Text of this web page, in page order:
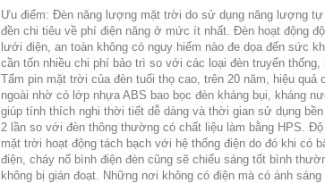
Ưu điểm: Đèn năng lượng mặt trời do sử dụng năng lượng
đền chi tiêu về phí điện năng ở mức ít nhất. Đèn hoạt động
lưới điện, an toàn không có nguy hiểm nào đe dọa đến sức
cần tốn nhiều chi phí bảo trì so với các loại đèn truyển thống,
Tấm pin mặt trời của đèn tuối thọ cao, trên 20 năm, hiệu
ngoài nhờ có lớp nhựa ABS bao bọc đèn kháng bụi, kháng
giúp tính thích nghi thời tiết dễ dàng và thời gian sử dụng
2 lần so với đèn thông thường có chất liệu làm bằng HPS.
mặt trời hoạt động tách bạch với hệ thống điện do đó khi có
điện, cháy nổ bình điện đèn cũng sẽ chiếu sáng tốt bình
không bị gián đoạt. Những nơi không có điện mà có ánh